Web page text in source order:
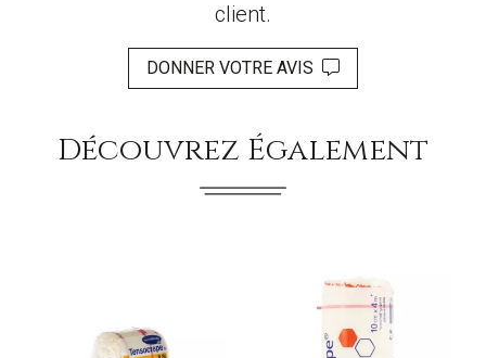
client.
DONNER VOTRE AVIS
Découvrez Également